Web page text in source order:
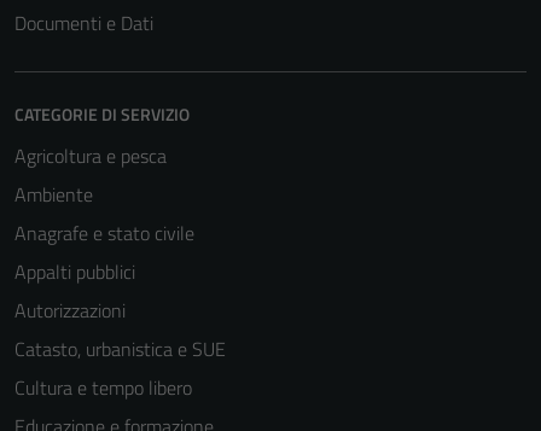
Documenti e Dati
CATEGORIE DI SERVIZIO
Agricoltura e pesca
Ambiente
Anagrafe e stato civile
Appalti pubblici
Autorizzazioni
Catasto, urbanistica e SUE
Cultura e tempo libero